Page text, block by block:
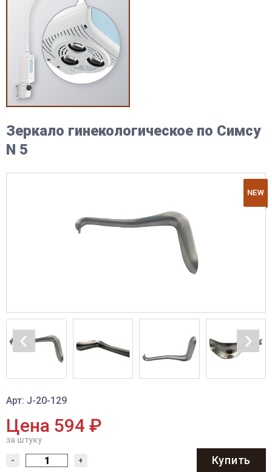
Зеркало гинекологическое по Симсу
N 5
NEW
Арт: J-20-129
Цена 594 ₽
за штуку
- + Купить